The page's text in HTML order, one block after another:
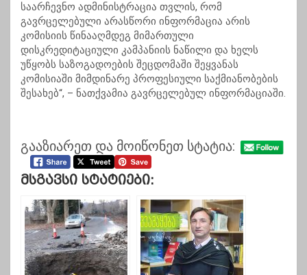
საარჩევნო ადმინისტრაცია თვლის, რომ
გავრცელებული არასწორი ინფორმაცია არის
კომისიის წინააღმდეგ მიმართული
დისკრედიტაციული კამპანიის ნაწილი და ხელს
უწყობს საზოგადოების შეცდომაში შეყვანას
კომისიაში მიმდინარე პროფესიული საქმიანობების
შესახებ“, – ნათქვამია გავრცელებულ ინფორმაციაში.
გააზიარეთ და მოიწონეთ სტატია:
Მსგავსი Სტატიები: